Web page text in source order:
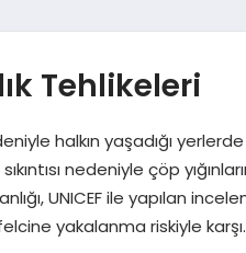
Tehlikeleri
halkın yaşadığı
nedeniyle çöp
UNICEF ile yapılan
yakalanma riskiyle